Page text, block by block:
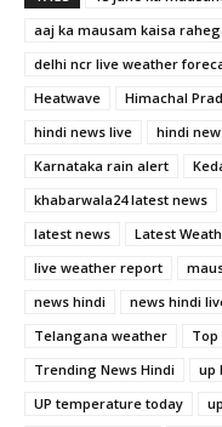
aaj ka mausam kaisa
delhi ncr live weather
Heatwave
Himachal
hindi news live
hindi
Karnataka rain alert
khabarwala24 latest news
latest news
Latest
live weather report
news hindi
news hindi
Telangana weather
Top
Trending News Hindi
up
UP temperature today